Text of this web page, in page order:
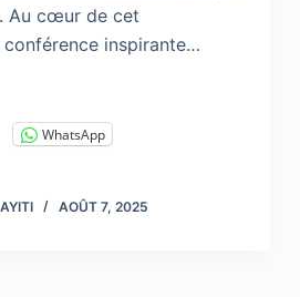
Au cœur de cet
conférence inspirante…
WhatsApp
AOÛT 7, 2025